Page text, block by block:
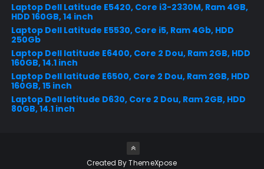
Laptop Dell Latitude E5420, Core i3-2330M, Ram 4GB,
HDD 160GB, 14 inch
Laptop Dell Latitude E5530, Core i5, Ram 4Gb, HDD
250Gb
Laptop Dell latitude E6400, Core 2 Dou, Ram 2GB, HDD
160GB, 14.1 inch
Laptop Dell latitude E6500, Core 2 Dou, Ram 2GB, HDD
160GB, 15 inch
Laptop Dell latitude D630, Core 2 Dou, Ram 2GB, HDD
80GB, 14.1 inch
Created ByThemeXpose